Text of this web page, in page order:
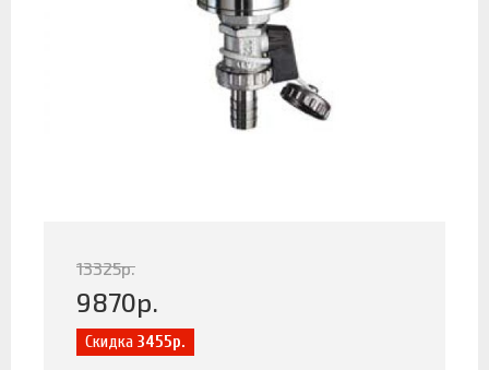
13325р.
9870р.
Скидка 3455р.